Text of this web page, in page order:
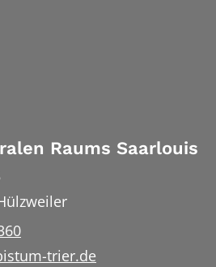
Raums Saarlouis
trier.de